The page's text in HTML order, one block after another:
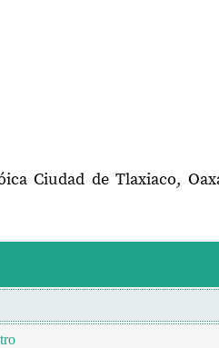
Ciudad de Tlaxiaco,